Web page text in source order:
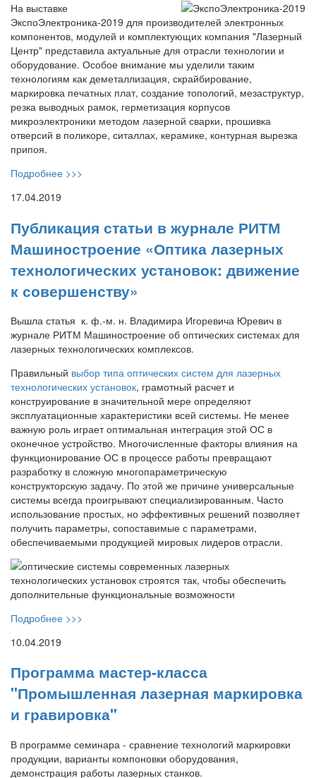
На выставке
ЭкспоЭлектроника-2019 для производителей электронных
компонентов, модулей и комплектующих компания "Лазерный
Центр" представила актуальные для отрасли технологии и
оборудование. Особое внимание мы уделили таким
технологиям как деметаллизация, скрайбирование,
маркировка печатных плат, создание топологий, мезаструктур,
резка выводных рамок, герметизация корпусов
микроэлектроники методом лазерной сварки, прошивка
отверсий в поликоре, ситаллах, керамике, контурная вырезка
припоя.
Подробнее >>>
17.04.2019
Публикация статьи в журнале РИТМ
Машиностроение «Оптика лазерных
технологических установок: движение
к совершенству»
Вышла статья к. ф.-м. н. Владимира Игоревича Юревич в
журнале РИТМ Машиностроение об оптических системах для
лазерных технологических комплексов.
Правильный выбор типа оптических систем для лазерных
технологических установок, грамотный расчет и
конструирование в значительной мере определяют
эксплуатационные характеристики всей системы. Не менее
важную роль играет оптимальная интеграция этой ОС в
оконечное устройство. Многочисленные факторы влияния на
функционирование ОС в процессе работы превращают
разработку в сложную многопараметрическую
конструкторскую задачу. По этой же причине универсальные
системы всегда проигрывают специализированным. Часто
использование простых, но эффективных решений позволяет
получить параметры, сопоставимые с параметрами,
обеспечиваемыми продукцией мировых лидеров отрасли.
Подробнее >>>
10.04.2019
Программа мастер-класса
"Промышленная лазерная маркировка
и гравировка"
В программе семинара - сравнение технологий маркировки
продукции, варианты компоновки оборудования,
демонстрация работы лазерных станков.